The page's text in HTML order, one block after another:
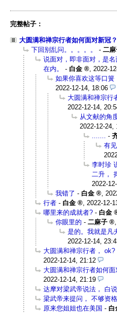
完整帖子：
大圆满和禅宗行者如何面对新冠？
下回别乱问。。。。。
- 二
说面对，即非面对，是
在内。
- 白金
2022-
如果你喜欢这等口簧
2022-12-14, 18:06
大圆满和禅宗行
2022-12-14,
从文献的角
2022-12-24,
-
有
李时珍
二升，
2022-
我错了 - 白金
行者 - 白金
2022-12-
哪里来的成就者? - 白金
你眼里的 - 二麻子
是的。我就是凡
2022-12-14,
大圆满和禅宗行者，
2022-12-14, 21:12
大圆满和禅宗行者如何
2022-12-14, 21:19
达摩对梁武帝说法， 白说
梁武帝来提问， 不够资格
原来您姐姐也在美国 - 白